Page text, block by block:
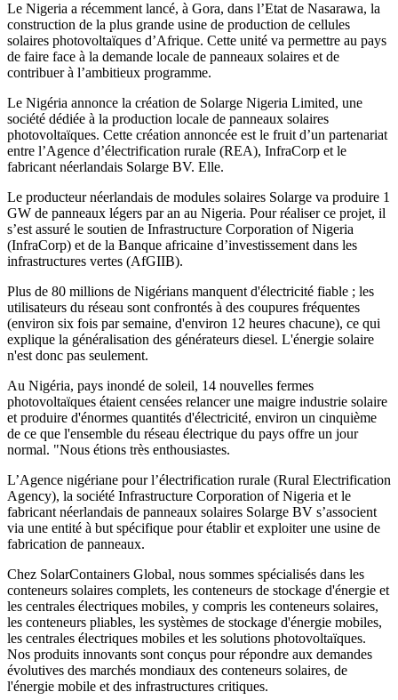
Le Nigeria a récemment lancé, à Gora, dans l’Etat de Nasarawa, la
construction de la plus grande usine de production de cellules
solaires photovoltaïques d’Afrique. Cette unité va permettre au pays
de faire face à la demande locale de panneaux solaires et de
contribuer à l’ambitieux programme.
Le Nigéria annonce la création de Solarge Nigeria Limited, une
société dédiée à la production locale de panneaux solaires
photovoltaïques. Cette création annoncée est le fruit d’un partenariat
entre l’Agence d’électrification rurale (REA), InfraCorp et le
fabricant néerlandais Solarge BV. Elle.
Le producteur néerlandais de modules solaires Solarge va produire 1
GW de panneaux légers par an au Nigeria. Pour réaliser ce projet, il
s’est assuré le soutien de Infrastructure Corporation of Nigeria
(InfraCorp) et de la Banque africaine d’investissement dans les
infrastructures vertes (AfGIIB).
Plus de 80 millions de Nigérians manquent d'électricité fiable ; les
utilisateurs du réseau sont confrontés à des coupures fréquentes
(environ six fois par semaine, d'environ 12 heures chacune), ce qui
explique la généralisation des générateurs diesel. L'énergie solaire
n'est donc pas seulement.
Au Nigéria, pays inondé de soleil, 14 nouvelles fermes
photovoltaïques étaient censées relancer une maigre industrie solaire
et produire d'énormes quantités d'électricité, environ un cinquième
de ce que l'ensemble du réseau électrique du pays offre un jour
normal. "Nous étions très enthousiastes.
L’Agence nigériane pour l’électrification rurale (Rural Electrification
Agency), la société Infrastructure Corporation of Nigeria et le
fabricant néerlandais de panneaux solaires Solarge BV s’associent
via une entité à but spécifique pour établir et exploiter une usine de
fabrication de panneaux.
Chez SolarContainers Global, nous sommes spécialisés dans les
conteneurs solaires complets, les conteneurs de stockage d'énergie et
les centrales électriques mobiles, y compris les conteneurs solaires,
les conteneurs pliables, les systèmes de stockage d'énergie mobiles,
les centrales électriques mobiles et les solutions photovoltaïques.
Nos produits innovants sont conçus pour répondre aux demandes
évolutives des marchés mondiaux des conteneurs solaires, de
l'énergie mobile et des infrastructures critiques.